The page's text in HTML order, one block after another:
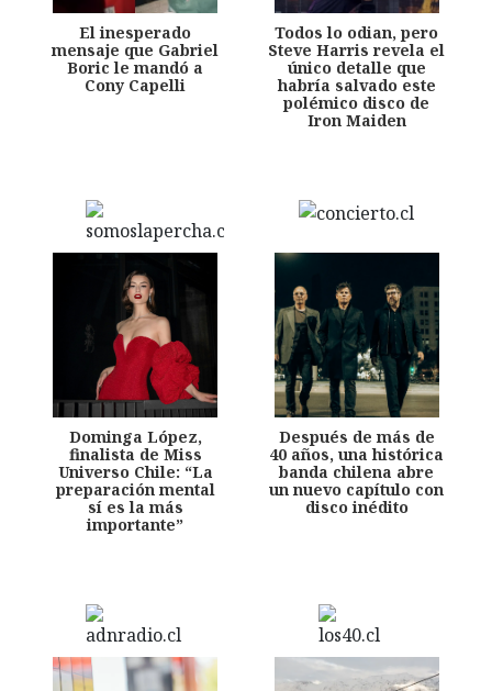
El inesperado
mensaje que Gabriel
Boric le mandó a
Cony Capelli
Todos lo odian, pero
Steve Harris revela el
único detalle que
habría salvado este
polémico disco de
Iron Maiden
Dominga López,
finalista de Miss
Universo Chile: “La
preparación mental
sí es la más
importante”
Después de más de
40 años, una histórica
banda chilena abre
un nuevo capítulo con
disco inédito